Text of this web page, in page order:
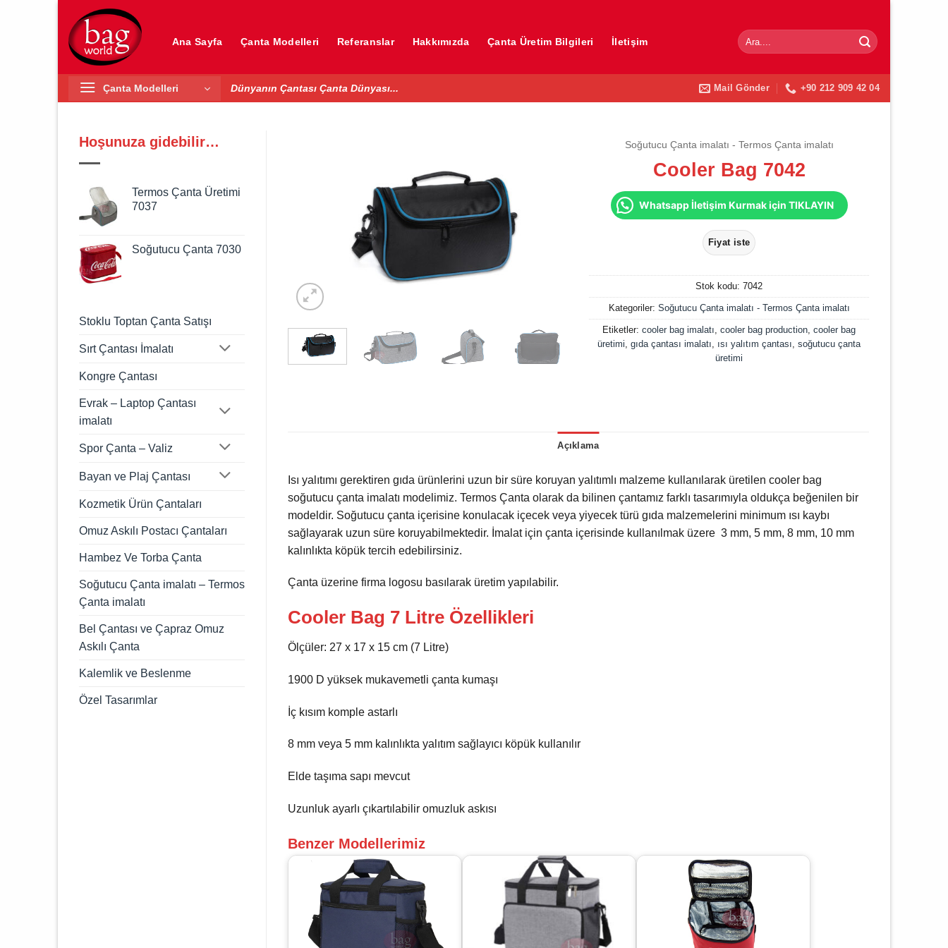
atla
Ana Sayfa Çanta Modelleri Referanslar Hakkımızda Çanta Üretim Bilgileri İletişim
Ara:
Çanta Modelleri Dünyanın Çantası Çanta Dünyası... Mail Gönder +90 212 909 42 04
Hoşunuza gidebilir…
Termos Çanta Üretimi
7037
Soğutucu Çanta 7030
Stoklu Toptan Çanta Satışı
Sırt Çantası İmalatı
Kongre Çantası
Evrak – Laptop Çantası
imalatı
Spor Çanta – Valiz
Bayan ve Plaj Çantası
Kozmetik Ürün Çantaları
Omuz Askılı Postacı Çantaları
Hambez Ve Torba Çanta
Soğutucu Çanta imalatı – Termos
Çanta imalatı
Bel Çantası ve Çapraz Omuz
Askılı Çanta
Kalemlik ve Beslenme
Özel Tasarımlar
Soğutucu Çanta imalatı - Termos Çanta imalatı
Cooler Bag 7042
Whatsapp İletişim Kurmak için TIKLAYIN
Stok kodu: 7042
Kategoriler: Soğutucu Çanta imalatı - Termos Çanta imalatı
Etiketler: cooler bag imalatı, cooler bag production, cooler bag
üretimi, gıda çantası imalatı, ısı yalıtım çantası, soğutucu çanta
üretimi
Açıklama
Isı yalıtımı gerektiren gıda ürünlerini uzun bir süre koruyan yalıtımlı malzeme kullanılarak üretilen cooler bag
soğutucu çanta imalatı modelimiz. Termos Çanta olarak da bilinen çantamız farklı tasarımıyla oldukça beğenilen bir
modeldir. Soğutucu çanta içerisine konulacak içecek veya yiyecek türü gıda malzemelerini minimum ısı kaybı
sağlayarak uzun süre koruyabilmektedir. İmalat için çanta içerisinde kullanılmak üzere 3 mm, 5 mm, 8 mm, 10 mm
kalınlıkta köpük tercih edebilirsiniz.
Çanta üzerine firma logosu basılarak üretim yapılabilir.
Cooler Bag 7 Litre Özellikleri
Ölçüler: 27 x 17 x 15 cm (7 Litre)
1900 D yüksek mukavemetli çanta kumaşı
İç kısım komple astarlı
8 mm veya 5 mm kalınlıkta yalıtım sağlayıcı köpük kullanılır
Elde taşıma sapı mevcut
Uzunluk ayarlı çıkartılabilir omuzluk askısı
Benzer Modellerimiz